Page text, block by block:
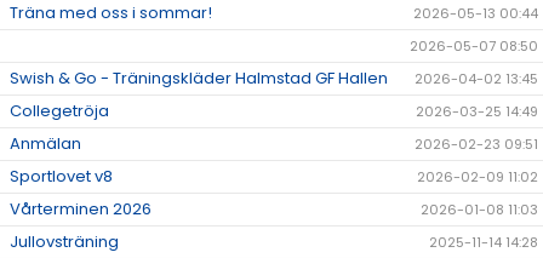
Träna med oss i sommar!
2026-05-13 00:44
2026-05-07 08:50
Swish & Go - Träningskläder Halmstad GF Hallen 2026-04-02 13:45
Collegetröja 2026-03-25 14:49
Anmälan 2026-02-23 09:51
Sportlovet v8 2026-02-09 11:02
Vårterminen 2026 2026-01-08 11:03
Jullovsträning 2025-11-14 14:28